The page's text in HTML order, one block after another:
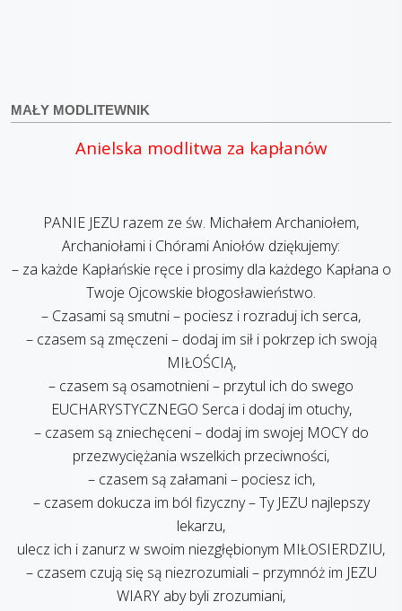
MAŁY MODLITEWNIK
Anielska modlitwa za kapłanów
PANIE JEZU razem ze św. Michałem Archaniołem,
Archaniołami i Chórami Aniołów dziękujemy:
– za każde Kapłańskie ręce i prosimy dla każdego Kapłana o
Twoje Ojcowskie błogosławieństwo.
– Czasami są smutni – pociesz i rozraduj ich serca,
– czasem są zmęczeni – dodaj im sił i pokrzep ich swoją
MIŁOŚCIĄ,
– czasem są osamotnieni – przytul ich do swego
EUCHARYSTYCZNEGO Serca i dodaj im otuchy,
– czasem są zniechęceni – dodaj im swojej MOCY do
przezwyciężania wszelkich przeciwności,
– czasem są załamani – pociesz ich,
– czasem dokucza im ból fizyczny – Ty JEZU najlepszy
lekarzu,
ulecz ich i zanurz w swoim niezgłębionym MIŁOSIERDZIU,
– czasem czują się są niezrozumiali – przymnóż im JEZU
WIARY aby byli zrozumiani,